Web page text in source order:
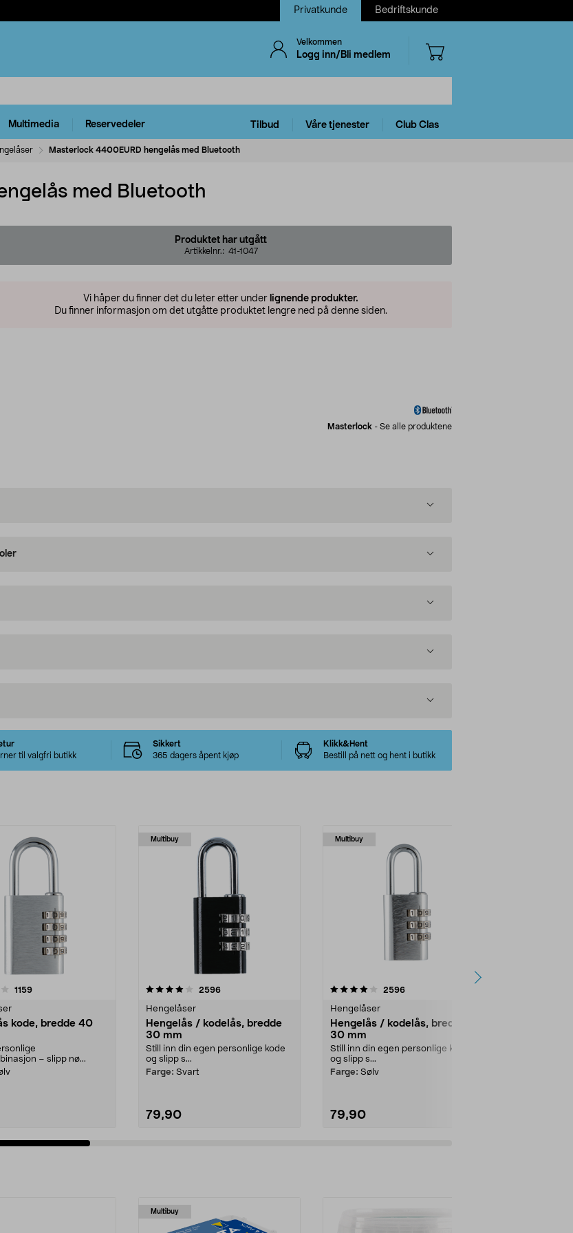
Privatkunde Bedriftskunde
Velkommen
Logg inn/Bli medlem
Multimedia Reservedeler Tilbud Våre tjenester Club Clas
Masterlock 4400EURD hengelås med Bluetooth
med Bluetooth
Produktet har utgått
Artikkelnr.: 41-1047
Vi håper du finner det du leter etter under lignende produkter.
Du finner informasjon om det utgåtte produktet lengre ned på denne siden.
Masterlock - Se alle produktene
til valgfri butikk
Sikkert
365 dagers åpent kjøp
Klikk&Hent
Bestill på nett og hent i butikk
1159anmeldelser
kode, bredde 40
– slipp nø...
Multibuy
4.0 av 5 stjerner 2596anmeldelser
Hengelåser
Hengelås / kodelås, bredde
30 mm
Still inn din egen personlige kode
og slipp s...
Farge: Svart
79,90
Multibuy
4.0 av 5 stjerner 2596anmeldelser
Hengelåser
Hengelås / kodelås, bredde
30 mm
Still inn din egen personlige kode
og slipp s...
Farge: Sølv
79,90
4.5 av 5 stjerner
Multibuy